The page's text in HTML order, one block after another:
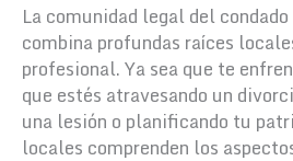
La comunidad legal del
combina profundas raíces
profesional. Ya sea que te
que estés atravesando un
una lesión o planificando tu
locales comprenden los